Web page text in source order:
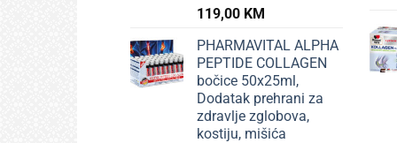
119,00 KM
PHARMAVITAL ALPHA
PEPTIDE COLLAGEN
bočice 50x25ml,
Dodatak prehrani za
zdravlje zglobova,
kostiju, mišića